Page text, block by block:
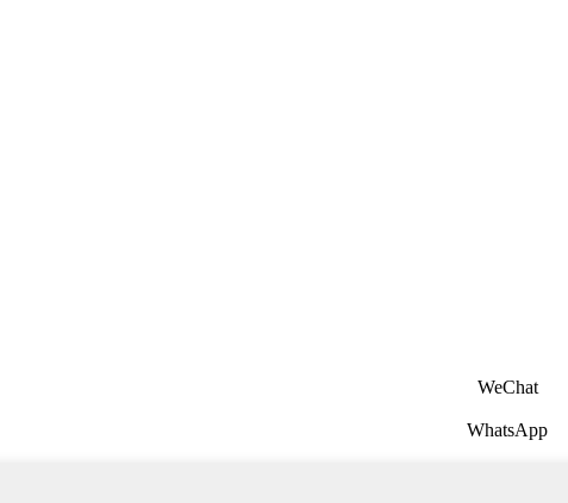
WeChat
WhatsApp